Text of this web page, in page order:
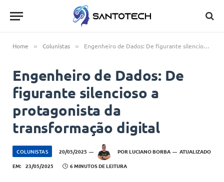
Home » Colunistas » Engenheiro de Dados: De figurante silencioso a protagonista da transformação digital
Engenheiro de Dados: De
figurante silencioso a
protagonista da
transformação digital
COLUNISTAS 20/05/2025 POR LUCIANO BORBA
ATUALIZADO
EM: 23/05/2025 6 MINUTOS DE LEITURA